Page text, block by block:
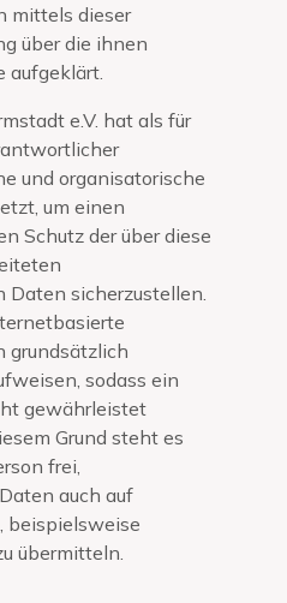
mittels dieser
über die ihnen
aufgeklärt.
e.V. hat als für
und organisatorische
um einen
Schutz der über diese
Daten sicherzustellen.
grundsätzlich
sodass ein
gewährleistet
Grund steht es
frei,
auch auf
beispielsweise
übermitteln.